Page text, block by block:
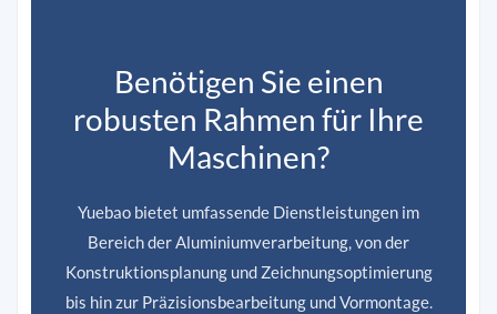
Benötigen Sie einen
robusten Rahmen für Ihre
Maschinen?
Yuebao bietet umfassende Dienstleistungen im
Bereich der Aluminiumverarbeitung, von der
Konstruktionsplanung und Zeichnungsoptimierung
bis hin zur Präzisionsbearbeitung und Vormontage.